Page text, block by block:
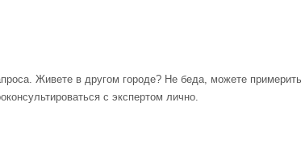
Живете в другом городе? Не беда, можете примерить
с экспертом лично.